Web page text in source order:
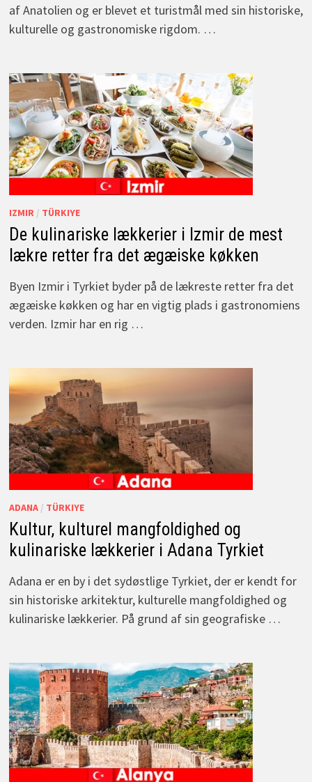
af Anatolien og er blevet et turistmål med sin historiske,
kulturelle og gastronomiske rigdom. …
IZMIR / TÜRKIYE
De kulinariske lækkerier i Izmir de mest
lækre retter fra det ægæiske køkken
Byen Izmir i Tyrkiet byder på de lækreste retter fra det
ægæiske køkken og har en vigtig plads i gastronomiens
verden. Izmir har en rig …
ADANA/ TÜRKIYE
Kultur, kulturel mangfoldighed og
kulinariske lækkerier i Adana Tyrkiet
Adana er en by i det sydøstlige Tyrkiet, der er kendt for
sin historiske arkitektur, kulturelle mangfoldighed og
kulinariske lækkerier. På grund af sin geografiske …